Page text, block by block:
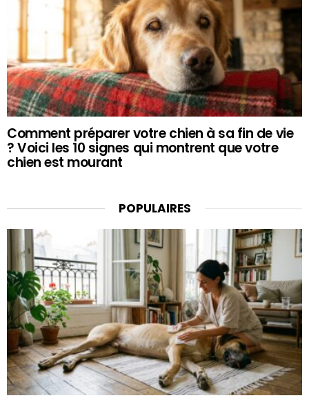
Comment préparer votre chien à sa fin de vie
? Voici les 10 signes qui montrent que votre
chien est mourant
POPULAIRES